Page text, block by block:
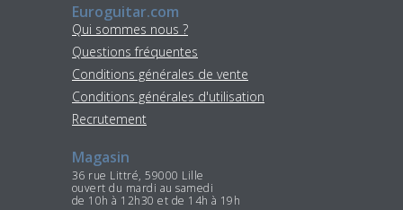
Euroguitar.com
Qui sommes nous ?
Questions fréquentes
Conditions générales de vente
Conditions générales d'utilisation
Recrutement
Magasin
36 rue Littré, 59000 Lille
ouvert du mardi au samedi
de 10h à 12h30 et de 14h à 19h